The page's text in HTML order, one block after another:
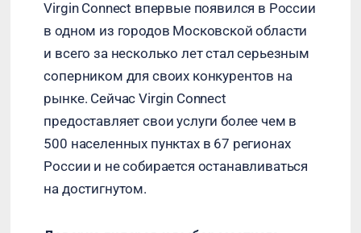
Virgin Connect впервые появился в России
в одном из городов Московской области
и всего за несколько лет стал серьезным
соперником для своих конкурентов на
рынке. Сейчас Virgin Connect
предоставляет свои услуги более чем в
500 населенных пунктах в 67 регионах
России и не собирается останавливаться
на достигнутом.